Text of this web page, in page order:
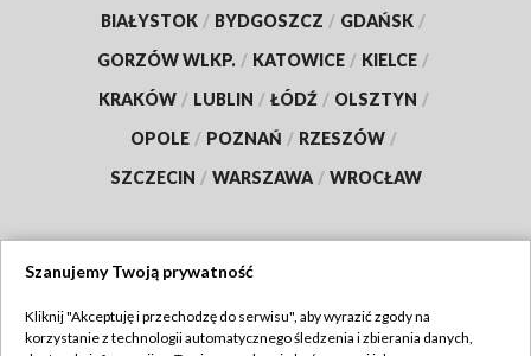
BIAŁYSTOK / BYDGOSZCZ / GDAŃSK /
GORZÓW WLKP. / KATOWICE / KIELCE /
KRAKÓW / LUBLIN / ŁÓDŹ / OLSZTYN /
OPOLE / POZNAŃ / RZESZÓW /
SZCZECIN / WARSZAWA / WROCŁAW
TVP
Szanujemy Twoją prywatność
Kliknij "Akceptuję i przechodzę do serwisu", aby wyrazić zgody na
korzystanie z technologii automatycznego śledzenia i zbierania danych,